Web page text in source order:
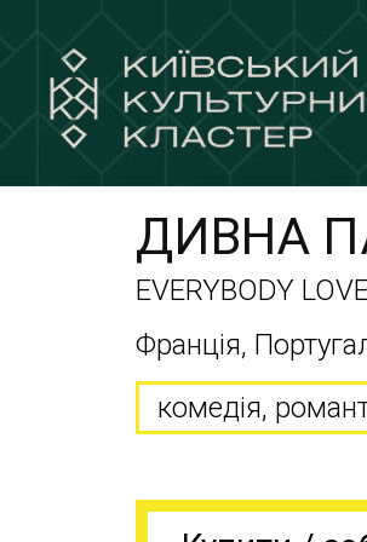
ДИВНА
EVERYBODY
Франція,
комедія,